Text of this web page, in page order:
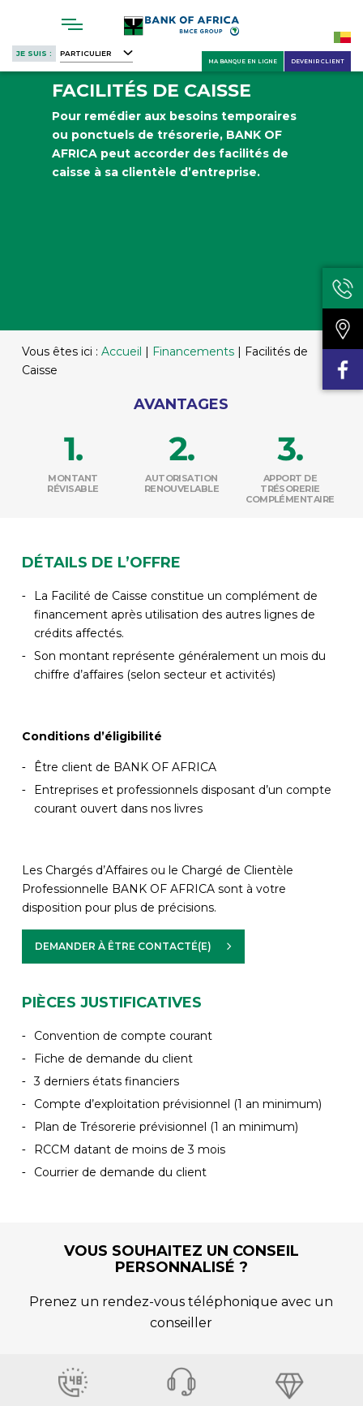
main
content
JE SUIS : PARTICULIER
DEVENIR CLIENT
MA BANQUE EN LIGNE
FACILITÉS DE CAISSE
Pour remédier aux besoins temporaires
ou ponctuels de trésorerie, BANK OF
AFRICA peut accorder des facilités de
caisse à sa clientèle d’entreprise.
Vous êtes ici : Accueil | Financements| Facilités de
Caisse
AVANTAGES
MONTANT
RÉVISABLE
AUTORISATION
RENOUVELABLE
APPORT DE
TRÉSORERIE
COMPLÉMENTAIRE
DÉTAILS DE L’OFFRE
La Facilité de Caisse constitue un complément de
financement après utilisation des autres lignes de
crédits affectés.
Son montant représente généralement un mois du
chiffre d’affaires (selon secteur et activités)
Conditions d’éligibilité
Être client de BANK OF AFRICA
Entreprises et professionnels disposant d’un compte
courant ouvert dans nos livres
Les Chargés d’Affaires ou le Chargé de Clientèle
Professionnelle BANK OF AFRICA sont à votre
disposition pour plus de précisions.
DEMANDER À ÊTRE CONTACTÉ(E)
PIÈCES JUSTIFICATIVES
Convention de compte courant
Fiche de demande du client
3 derniers états financiers
Compte d’exploitation prévisionnel (1 an minimum)
Plan de Trésorerie prévisionnel (1 an minimum)
RCCM datant de moins de 3 mois
Courrier de demande du client
VOUS SOUHAITEZ UN CONSEIL
PERSONNALISÉ ?
Prenez un rendez-vous téléphonique avec un
conseiller